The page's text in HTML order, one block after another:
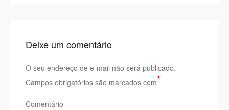
Deixe um comentário
O seu endereço de e-mail não será publicado.
Campos obrigatórios são marcados com*
Comentário